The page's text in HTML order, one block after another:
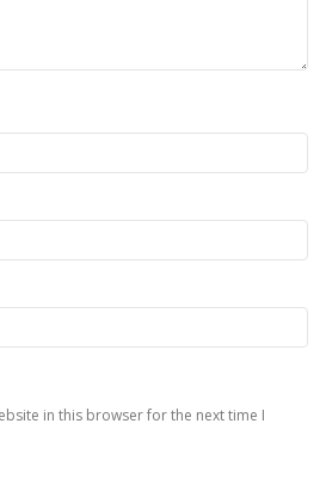
in this browser for the next time I